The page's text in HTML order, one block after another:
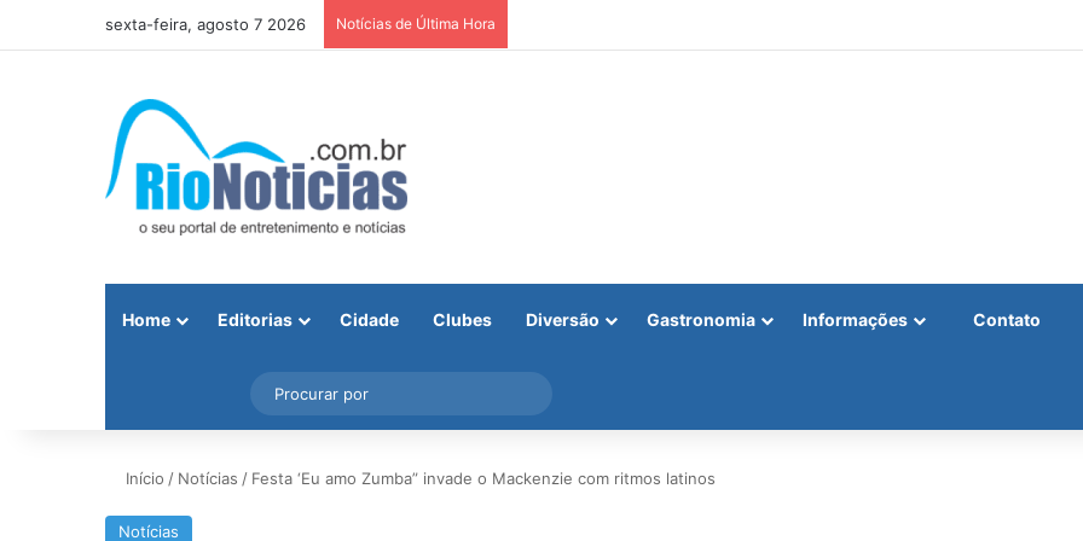
sexta-feira, agosto 7 2026 Notícias de Última Hora
Home Editorias Cidade Clubes Diversão Gastronomia Informações Contato
Instagram
Barra Lateral
por
Início / Notícias / Festa ‘Eu amo Zumba” invade o Mackenzie com ritmos latinos
Notícias